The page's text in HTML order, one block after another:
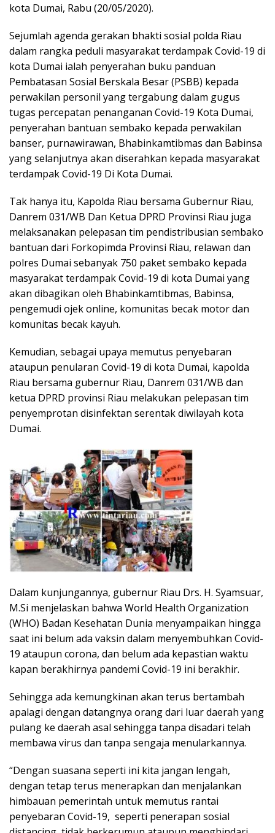
kota Dumai, Rabu (20/05/2020).
Sejumlah agenda gerakan bhakti sosial polda Riau
dalam rangka peduli masyarakat terdampak Covid-19 di
kota Dumai ialah penyerahan buku panduan
Pembatasan Sosial Berskala Besar (PSBB) kepada
perwakilan personil yang tergabung dalam gugus
tugas percepatan penanganan Covid-19 Kota Dumai,
penyerahan bantuan sembako kepada perwakilan
banser, purnawirawan, Bhabinkamtibmas dan Babinsa
yang selanjutnya akan diserahkan kepada masyarakat
terdampak Covid-19 Di Kota Dumai.
Tak hanya itu, Kapolda Riau bersama Gubernur Riau,
Danrem 031/WB Dan Ketua DPRD Provinsi Riau juga
melaksanakan pelepasan tim pendistribusian sembako
bantuan dari Forkopimda Provinsi Riau, relawan dan
polres Dumai sebanyak 750 paket sembako kepada
masyarakat terdampak Covid-19 di kota Dumai yang
akan dibagikan oleh Bhabinkamtibmas, Babinsa,
pengemudi ojek online, komunitas becak motor dan
komunitas becak kayuh.
Kemudian, sebagai upaya memutus penyebaran
ataupun penularan Covid-19 di kota Dumai, kapolda
Riau bersama gubernur Riau, Danrem 031/WB dan
ketua DPRD provinsi Riau melakukan pelepasan tim
penyemprotan disinfektan serentak diwilayah kota
Dumai.
Dalam kunjungannya, gubernur Riau Drs. H. Syamsuar,
M.Si menjelaskan bahwa World Health Organization
(WHO) Badan Kesehatan Dunia menyampaikan hingga
saat ini belum ada vaksin dalam menyembuhkan Covid-
19 ataupun corona, dan belum ada kepastian waktu
kapan berakhirnya pandemi Covid-19 ini berakhir.
Sehingga ada kemungkinan akan terus bertambah
apalagi dengan datangnya orang dari luar daerah yang
pulang ke daerah asal sehingga tanpa disadari telah
membawa virus dan tanpa sengaja menularkannya.
“Dengan suasana seperti ini kita jangan lengah,
dengan tetap terus menerapkan dan menjalankan
himbauan pemerintah untuk memutus rantai
penyebaran Covid-19, seperti penerapan sosial